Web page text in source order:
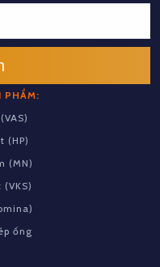
PHẨM:
(HP)
(MN)
ống